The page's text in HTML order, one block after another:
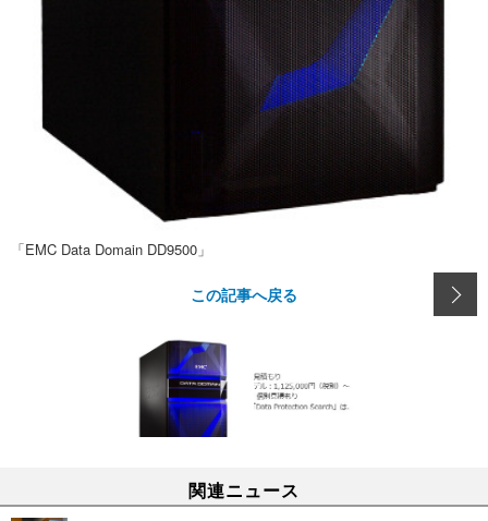
「EMC Data Domain DD9500」
この記事へ戻る
関連ニュース